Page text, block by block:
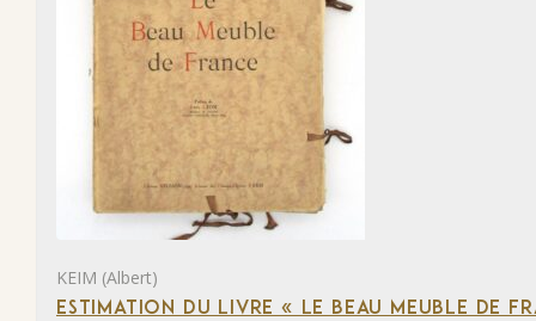
KEIM (Albert)
ESTIMATION DU LIVRE « LE BEAU MEUBLE DE